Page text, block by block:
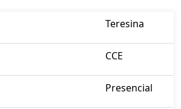
Teresina
CCE
Presencial